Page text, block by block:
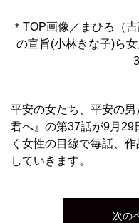
＊TOP画像／まひろ
の宣旨(小林きな子)ら
平安の女たち、平安の
君へ』の第37話が9月29
く女性の目線で毎話、
していきます。
次の